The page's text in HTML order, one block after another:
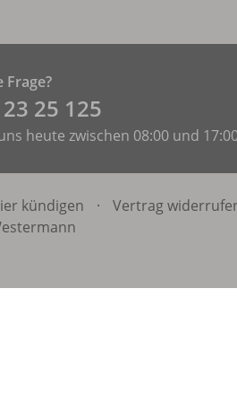
Frage?
25 125
heute zwischen 08:00 und
kündigen · Vertrag